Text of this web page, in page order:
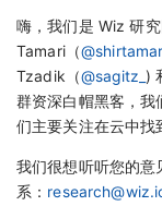
嗨，我们是 Wiz 研
Tamari（
Tzadik（@sagitz_)
群资深白帽黑客，我
们主要关注在云中找
我们很想听听您的
系：